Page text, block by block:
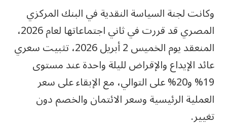
وكانت لجنة السياسة النقدية في البنك المركزي
المصري قد قررت في ثاني اجتماعاتها لعام 2026،
المنعقد يوم الخميس 2 أبريل 2026، تثبيت سعري
عائد الإيداع والإقراض لليلة واحدة عند مستوى
19% و20% على التوالي، مع الإبقاء على سعر
العملية الرئيسية وسعر الائتمان والخصم دون
تغيير.